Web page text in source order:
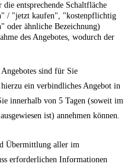
entsprechende Schaltfläche
/ "jetzt kaufen", "kostenpflichtig
oder ähnliche Bezeichnung)
des Angebotes, wodurch der
sind für Sie
ein verbindliches Angebot in
innerhalb von 5 Tagen (soweit im
ist) annehmen können.
Übermittlung aller im
erforderlichen Informationen